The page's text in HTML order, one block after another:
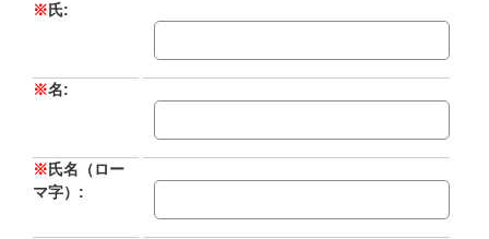
※氏:
※名:
※氏名（ロー
マ字）: